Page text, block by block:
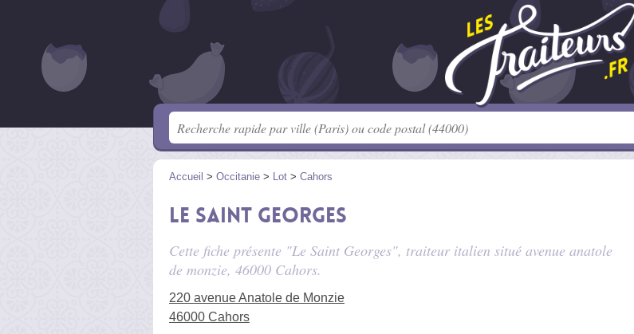
Accueil > Occitanie > Lot > Cahors
Le Saint Georges
Cette fiche présente "Le Saint Georges", traiteur italien situé avenue anatole
de monzie, 46000 Cahors.
220 avenue Anatole de Monzie
46000 Cahors